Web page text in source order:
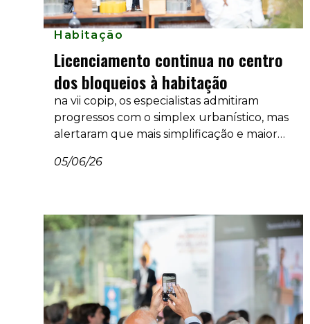
Habitação
Licenciamento continua no centro
dos bloqueios à habitação
na vii copip, os especialistas admitiram
progressos com o simplex urbanístico, mas
alertaram que mais simplificação e maior
construção.
05/06/26